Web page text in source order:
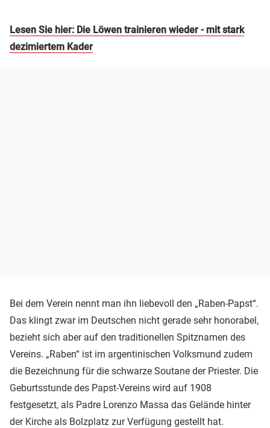
Lesen Sie hier: Die Löwen trainieren wieder - mit stark
dezimiertem Kader
Bei dem Verein nennt man ihn liebevoll den „Raben-Papst“.
Das klingt zwar im Deutschen nicht gerade sehr honorabel,
bezieht sich aber auf den traditionellen Spitznamen des
Vereins. „Raben“ ist im argentinischen Volksmund zudem
die Bezeichnung für die schwarze Soutane der Priester. Die
Geburtsstunde des Papst-Vereins wird auf 1908
festgesetzt, als Padre Lorenzo Massa das Gelände hinter
der Kirche als Bolzplatz zur Verfügung gestellt hat.